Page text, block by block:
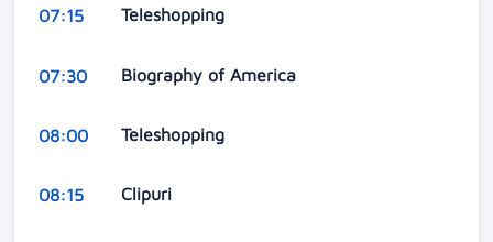
07:15 Teleshopping
07:30 Biography of America
08:00 Teleshopping
08:15 Clipuri